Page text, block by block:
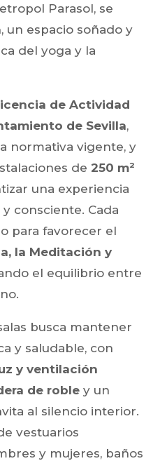
Parasol, se
, un espacio soñado y
del yoga y la
de Actividad
de Sevilla,
normativa vigente, y
de 250 m²
una experiencia
consciente. Cada
para favorecer el
la Meditación y
el equilibrio entre
busca mantener
y saludable, con
y ventilación
de roble y un
al silencio interior.
vestuarios
y mujeres, baños